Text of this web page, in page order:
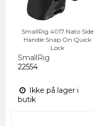
SmallRig 4017 Nato Side
Handle Snap On Quick
Lock
SmallRig
22554
Ikke på lager i
butik